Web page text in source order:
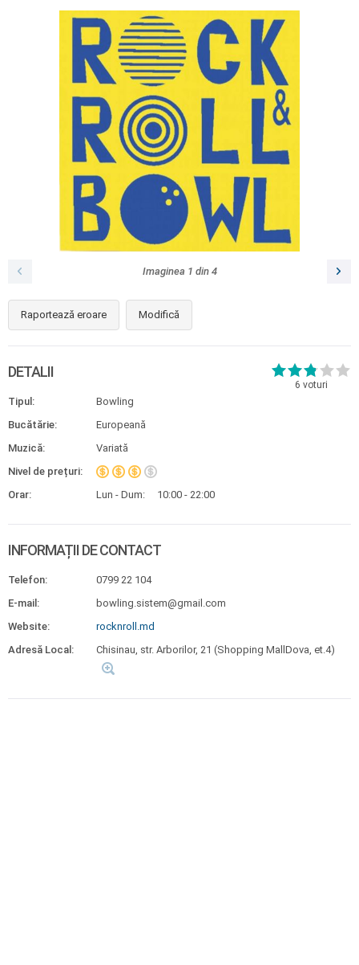
Imaginea 1 din 4
Raportează eroare Modifică
6 voturi
DETALII
Tipul:
Bowling
Bucătărie:
Europeană
Muzică:
Variată
Nivel de prețuri:
Orar:
Lun - Dum: 10:00 - 22:00
INFORMAȚII DE CONTACT
Telefon:
0799 22 104
E-mail:
bowling.sistem@gmail.com
Website:
rocknroll.md
Adresă Local:
Chisinau, str. Arborilor, 21 (Shopping MallDova, et.4)